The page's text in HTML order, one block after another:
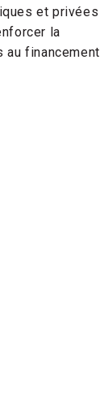
et privées
la
financement